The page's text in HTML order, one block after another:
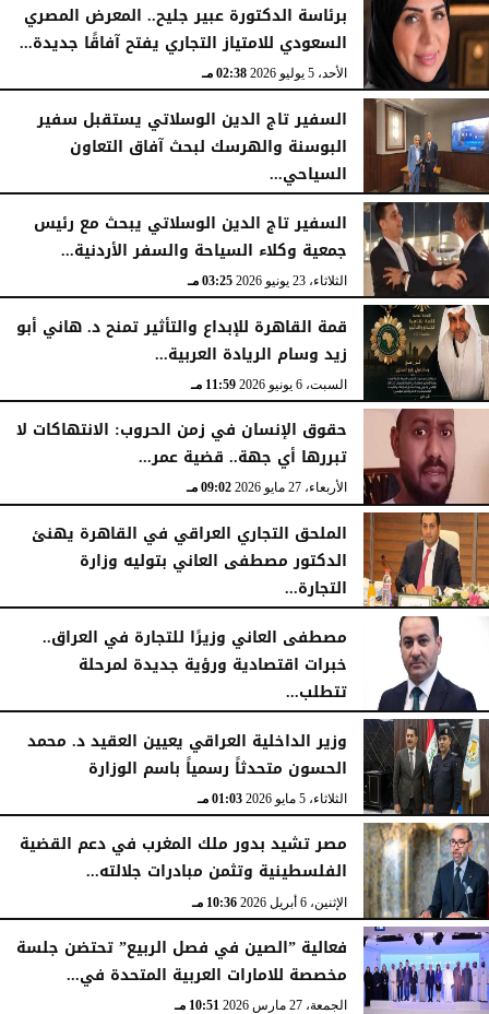
برئاسة الدكتورة عبير جليح.. المعرض المصري
السعودي للامتياز التجاري يفتح آفاقًا جديدة...
الأحد، 5 يوليو 2026 02:38 مـ
السفير تاج الدين الوسلاتي يستقبل سفير
البوسنة والهرسك لبحث آفاق التعاون
السياحي...
الثلاثاء، 23 يونيو 2026 03:33 مـ
السفير تاج الدين الوسلاتي يبحث مع رئيس
جمعية وكلاء السياحة والسفر الأردنية...
الثلاثاء، 23 يونيو 2026 03:25 مـ
قمة القاهرة للإبداع والتأثير تمنح د. هاني أبو
زيد وسام الريادة العربية...
السبت، 6 يونيو 2026 11:59 مـ
حقوق الإنسان في زمن الحروب: الانتهاكات لا
تبررها أي جهة.. قضية عمر...
الأربعاء، 27 مايو 2026 09:02 مـ
الملحق التجاري العراقي في القاهرة يهنئ
الدكتور مصطفى العاني بتوليه وزارة
التجارة...
الجمعة، 15 مايو 2026
مصطفى العاني وزيرًا للتجارة في العراق..
خبرات اقتصادية ورؤية جديدة لمرحلة
تتطلب...
الجمعة، 15 مايو 2026 06:21 مـ
وزير الداخلية العراقي يعيين العقيد د. محمد
الحسون متحدثاً رسمياً باسم الوزارة
الثلاثاء، 5 مايو 2026 01:03 مـ
مصر تشيد بدور ملك المغرب في دعم القضية
الفلسطينية وتثمن مبادرات جلالته...
الإثنين، 6 أبريل 2026 10:36 مـ
فعالية ”الصين في فصل الربيع” تحتضن جلسة
مخصصة للامارات العربية المتحدة في...
الجمعة، 27 مارس 2026 10:51 مـ